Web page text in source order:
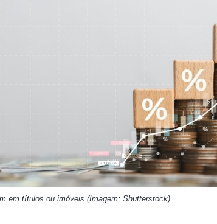
em títulos ou imóveis (Imagem: Shutterstock)